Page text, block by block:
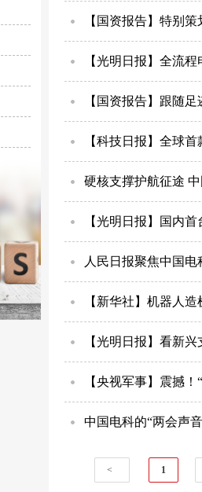
【国资报告】特别
【光明日报】全流
【国资报告】跟随
【科技日报】全球
硬核支撑护航征途
【光明日报】国内
人民日报聚焦中国
【新华社】机器人
【光明日报】看新
【央视军事】震撼
中国电科的“两会声
< 1